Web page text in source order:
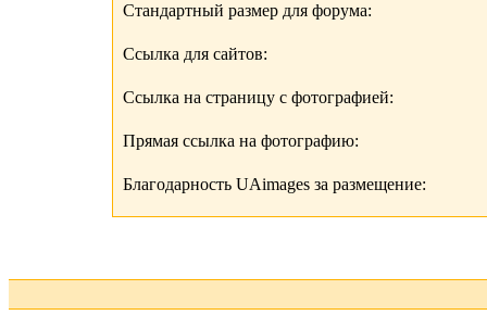
Стандартный размер для форума:
Ссылка для сайтов:
Ссылка на страницу с фотографией:
Прямая ссылка на фотографию:
Благодарность UAimages за размещение: